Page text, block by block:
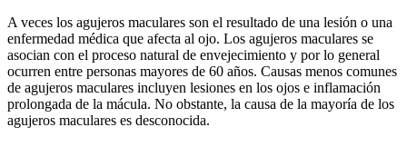
A veces los agujeros maculares son el resultado de una lesión o una
enfermedad médica que afecta al ojo. Los agujeros maculares se
asocian con el proceso natural de envejecimiento y por lo general
ocurren entre personas mayores de 60 años. Causas menos comunes
de agujeros maculares incluyen lesiones en los ojos e inflamación
prolongada de la mácula. No obstante, la causa de la mayoría de los
agujeros maculares es desconocida.